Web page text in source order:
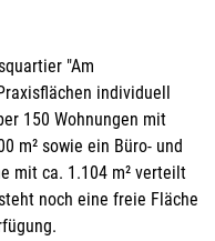
"Am
individuell
150 Wohnungen mit
m² sowie ein Büro- und
mit ca. 1.104 m² verteilt
noch eine freie Fläche